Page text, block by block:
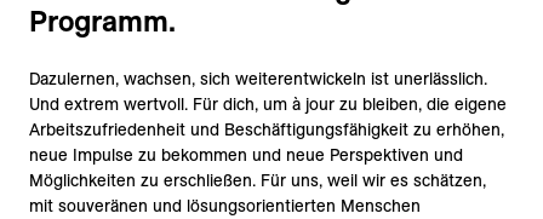
Programm.
Dazulernen, wachsen, sich weiterentwickeln ist unerlässlich.
Und extrem wertvoll. Für dich, um à jour zu bleiben, die eigene
Arbeitszufriedenheit und Beschäftigungsfähigkeit zu erhöhen,
neue Impulse zu bekommen und neue Perspektiven und
Möglichkeiten zu erschließen. Für uns, weil wir es schätzen,
mit souveränen und lösungsorientierten Menschen